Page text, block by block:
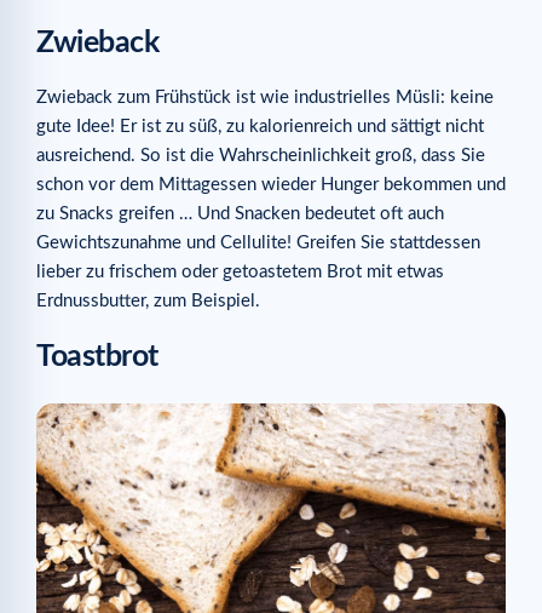
Zwieback
Zwieback zum Frühstück ist wie industrielles Müsli: keine
gute Idee! Er ist zu süß, zu kalorienreich und sättigt nicht
ausreichend. So ist die Wahrscheinlichkeit groß, dass Sie
schon vor dem Mittagessen wieder Hunger bekommen und
zu Snacks greifen … Und Snacken bedeutet oft auch
Gewichtszunahme und Cellulite! Greifen Sie stattdessen
lieber zu frischem oder getoastetem Brot mit etwas
Erdnussbutter, zum Beispiel.
Toastbrot